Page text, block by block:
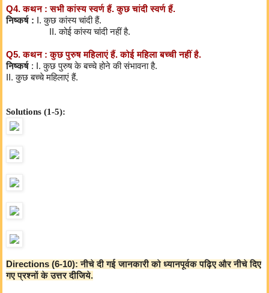
Q4. कथन : सभी कांस्य स्वर्ण हैं. कुछ चांदी स्वर्ण हैं.
निष्कर्ष : I. कुछ कांस्य चांदी हैं.
II. कोई कांस्य चांदी नहीं है.
Q5. कथन : कुछ पुरुष महिलाएं हैं. कोई महिला बच्ची नहीं है.
निष्कर्ष : I. कुछ पुरुष के बच्चे होने की संभावना है.
II. कुछ बच्चे महिलाएं हैं.
Solutions (1-5):
Directions (6-10): नीचे दी गई जानकारी को ध्यानपूर्वक पढ़िए और नीचे दिए
गए प्रश्नों के उत्तर दीजिये.